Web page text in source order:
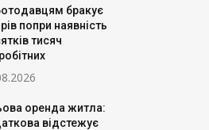
бракує
попри наявність
тисяч
оренда житла:
відстежує